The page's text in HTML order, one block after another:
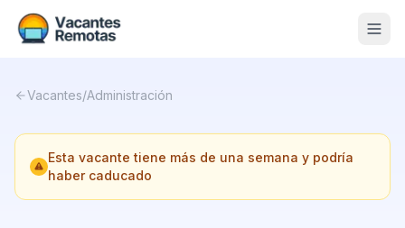
Nosotros
Contacto
Vacantes/Administración
Esta vacante tiene más de una semana y podría
haber caducado